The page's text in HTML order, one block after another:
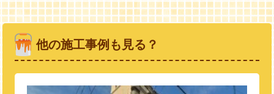
他の施工事例も見る？